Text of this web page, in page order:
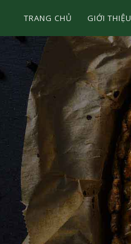
TRANG CHỦ GIỚI THIỆU